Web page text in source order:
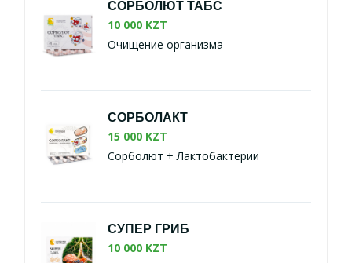
СОРБОЛЮТ ТАБС
10 000 KZT
Очищение организма
СОРБОЛАКТ
15 000 KZT
Сорболют + Лактобактерии
СУПЕР ГРИБ
10 000 KZT